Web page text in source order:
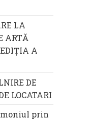
LA
ARTĂ
EDIŢIA A
DE
LOCATARI
prin